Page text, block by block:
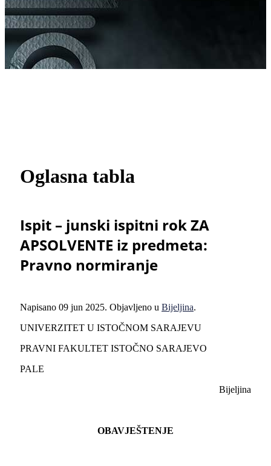
Oglasna tabla
Ispit – junski ispitni rok ZA
APSOLVENTE iz predmeta:
Pravno normiranje
Napisano 09 jun 2025. Objavljeno u Bijeljina.
UNIVERZITET U ISTOČNOM SARAJEVU
PRAVNI FAKULTET ISTOČNO SARAJEVO
PALE
Bijeljina
OBAVJEŠTENJE